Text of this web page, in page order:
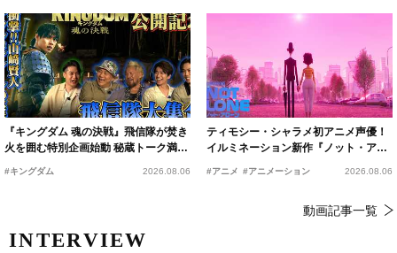
『キングダム 魂の決戦』飛信隊が焚き
火を囲む特別企画始動 秘蔵トーク満載
の“キングダムキャンプ”開催
#キングダム 2026.08.06
ティモシー・シャラメ初アニメ声優！
イルミネーション新作『ノット・アロ
#アニメ #アニメーション 2026.08.06
動画記事一覧
INTERVIEW